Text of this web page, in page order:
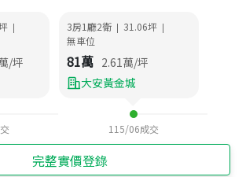
|
/坪
3房1廳2衛 | 31.06坪 |
無車位
81萬 2.61萬/坪
大安黃金城
115/06成交
完整實價登錄